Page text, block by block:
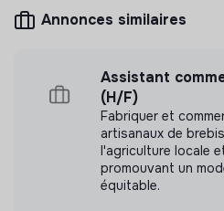
Mesure d'impact
LEEEN n'a pas encore
Annonces similaires
Assistant
(H/F)
Fabriquer et
artisanaux de
l'agriculture locale
promouvant un
équitable.